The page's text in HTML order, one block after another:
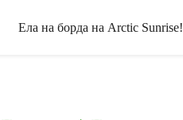
Ела на борда на Arctic Sunrise!